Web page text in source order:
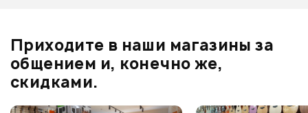
0.0
Приходите в наши магазины за
общением и, конечно же,
скидками.